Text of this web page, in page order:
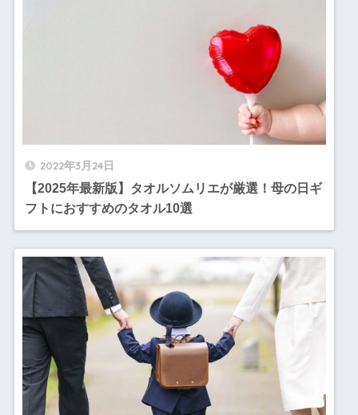
2022年3月24日
【2025年最新版】タオルソムリエが厳選！母の日ギ
フトにおすすめのタオル10選